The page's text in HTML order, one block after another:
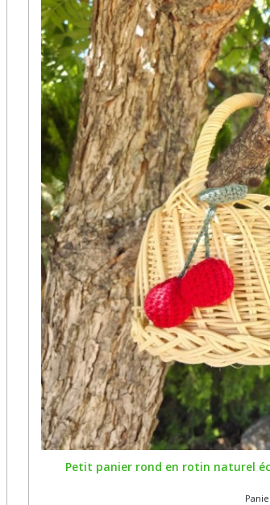
Petit panier rond en rotin naturel